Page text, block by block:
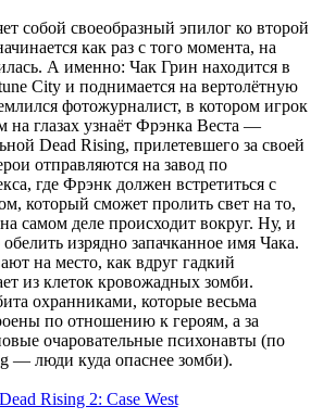
собой своеобразный эпилог ко второй
как раз с того момента, на
А именно: Чак Грин находится в
City и поднимается на вертолётную
фотожурналист, в котором игрок
на глазах узнаёт Фрэнка Веста —
Dead Rising, прилетевшего за своей
отправляются на завод по
где Фрэнк должен встретиться с
который сможет пролить свет на то,
самом деле происходит вокруг. Ну, и
изрядно запачканное имя Чака.
на место, как вдруг гадкий
из клеток кровожадных зомби.
охранниками, которые весьма
по отношению к героям, а за
очаровательные психонавты (по
— люди куда опаснее зомби).